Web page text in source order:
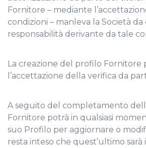
Fornitore – mediante
condizioni – manleva la Società da
responsabilità derivante da tale
La creazione del profilo Fornitore
l’accettazione della verifica da
A seguito del completamento
Fornitore potrà in qualsiasi
suo Profilo per aggiornare o
resta inteso che quest’ultimo sarà